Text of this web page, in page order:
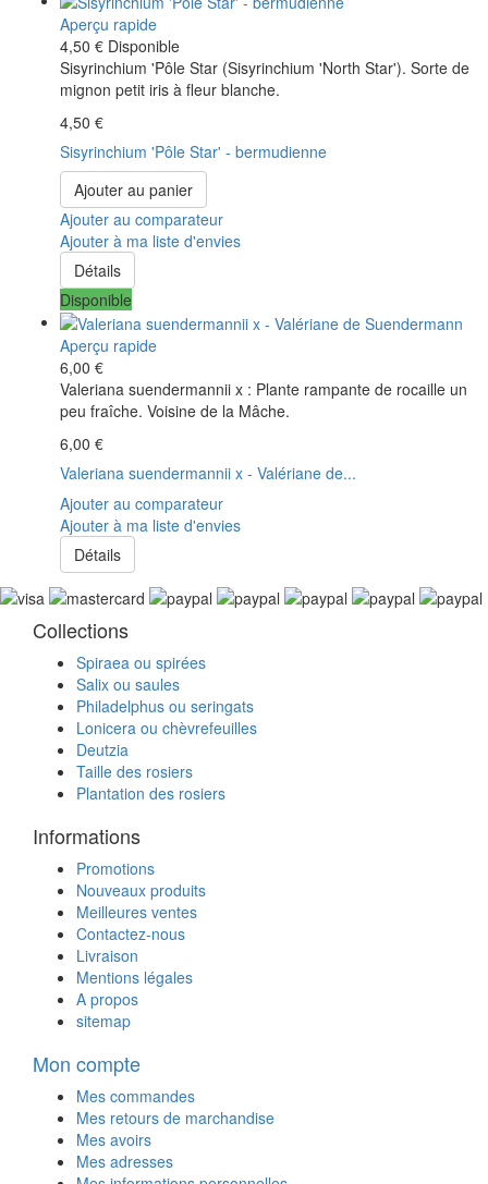
Aperçu rapide
4,50 € Disponible
Sisyrinchium 'Pôle Star (Sisyrinchium 'North Star'). Sorte de
mignon petit iris à fleur blanche.
4,50 €
Sisyrinchium 'Pôle Star' - bermudienne
Ajouter au panier
Ajouter au comparateur
Ajouter à ma liste d'envies
Détails
Disponible
Aperçu rapide
6,00 €
Valeriana suendermannii x : Plante rampante de rocaille un
peu fraîche. Voisine de la Mâche.
6,00 €
Valeriana suendermannii x - Valériane de...
Ajouter au comparateur
Ajouter à ma liste d'envies
Détails
Collections
Spiraea ou spirées
Salix ou saules
Philadelphus ou seringats
Lonicera ou chèvrefeuilles
Deutzia
Taille des rosiers
Plantation des rosiers
Informations
Promotions
Nouveaux produits
Meilleures ventes
Contactez-nous
Livraison
Mentions légales
A propos
sitemap
Mon compte
Mes commandes
Mes retours de marchandise
Mes avoirs
Mes adresses